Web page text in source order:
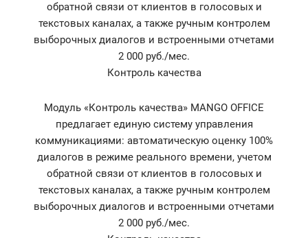
обратной связи от клиентов в голосовых и
текстовых каналах, а также ручным контролем
выборочных диалогов и встроенными отчетами
2 000 руб./мес.
Контроль качества
Модуль «Контроль качества» MANGO OFFICE
предлагает единую систему управления
коммуникациями: автоматическую оценку 100%
диалогов в режиме реального времени, учетом
обратной связи от клиентов в голосовых и
текстовых каналах, а также ручным контролем
выборочных диалогов и встроенными отчетами
2 000 руб./мес.